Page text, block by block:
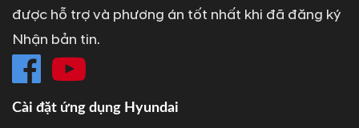
được hỗ trợ và phương án tốt nhất khi đã đăng ký
Nhận bản tin.
Cài đặt ứng dụng Hyundai